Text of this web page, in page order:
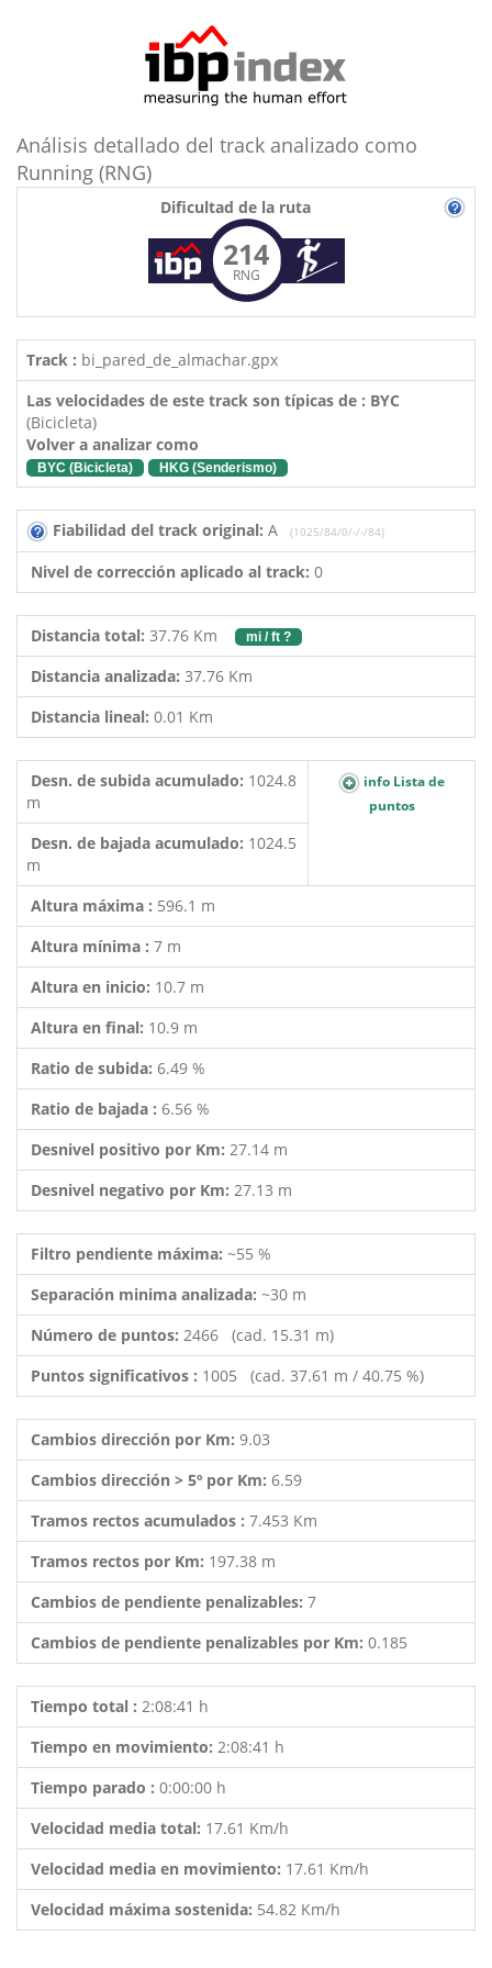
Análisis detallado del track analizado como
Running (RNG)
Dificultad de la ruta
214
RNG
Track : bi_pared_de_almachar.gpx
Las velocidades de este track son típicas de : BYC
(Bicicleta)
Volver a analizar como
BYC (Bicicleta) HKG (Senderismo)
Fiabilidad del track original: A (1025/84/0/-/-/84)
Nivel de corrección aplicado al track: 0
Distancia total: 37.76 Km mi / ft ?
Distancia analizada: 37.76 Km
Distancia lineal: 0.01 Km
Desn. de subida acumulado: 1024.8
m
info Lista de
puntos
Desn. de bajada acumulado: 1024.5
m
Altura máxima : 596.1 m
Altura mínima : 7 m
Altura en inicio: 10.7 m
Altura en final: 10.9 m
Ratio de subida: 6.49 %
Ratio de bajada : 6.56 %
Desnivel positivo por Km: 27.14 m
Desnivel negativo por Km: 27.13 m
Filtro pendiente máxima: ~55 %
Separación minima analizada: ~30 m
Número de puntos: 2466 (cad. 15.31 m)
Puntos significativos : 1005 (cad. 37.61 m / 40.75 %)
Cambios dirección por Km: 9.03
Cambios dirección > 5º por Km: 6.59
Tramos rectos acumulados : 7.453 Km
Tramos rectos por Km: 197.38 m
Cambios de pendiente penalizables: 7
Cambios de pendiente penalizables por Km: 0.185
Tiempo total : 2:08:41 h
Tiempo en movimiento: 2:08:41 h
Tiempo parado : 0:00:00 h
Velocidad media total: 17.61 Km/h
Velocidad media en movimiento: 17.61 Km/h
Velocidad máxima sostenida: 54.82 Km/h